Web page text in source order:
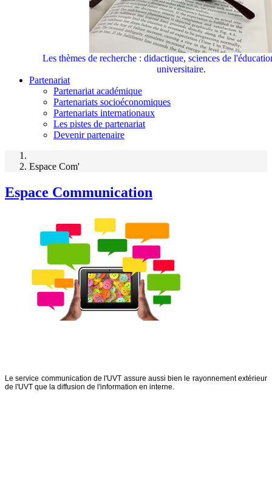
Les thèmes de recherche : didactique, sciences de
universitaire.
Partenariat
Partenariat académique
Partenariats socioéconomiques
Partenariats internationaux
Les pistes de partenariat
Devenir partenaire
Espace Com'
Espace Communication
Le service communication de l'UVT assure aussi bien le rayonnement extérieur
de l'UVT que la diffusion de l'information en interne.